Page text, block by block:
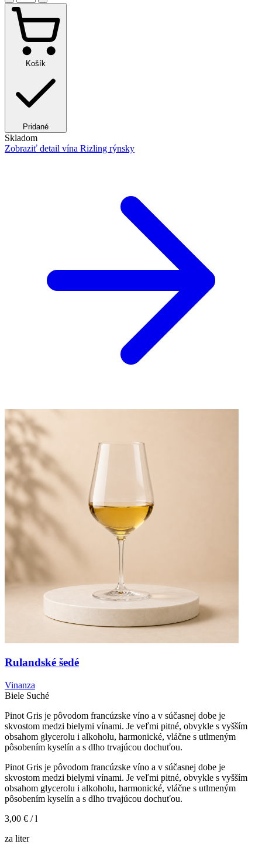
Košík
Pridané
Skladom
Zobraziť detail vína Rizling rýnsky
Rulandské šedé
Vinanza
Biele Suché
Pinot Gris je pôvodom francúzske víno a v súčasnej dobe je
skvostom medzi bielymi vínami. Je veľmi pitné, obvykle s vyšším
obsahom glycerolu i alkoholu, harmonické, vláčne s utlmeným
pôsobením kyselín a s dlho trvajúcou dochuťou.
Pinot Gris je pôvodom francúzske víno a v súčasnej dobe je
skvostom medzi bielymi vínami. Je veľmi pitné, obvykle s vyšším
obsahom glycerolu i alkoholu, harmonické, vláčne s utlmeným
pôsobením kyselín a s dlho trvajúcou dochuťou.
3,00 € / l
za liter